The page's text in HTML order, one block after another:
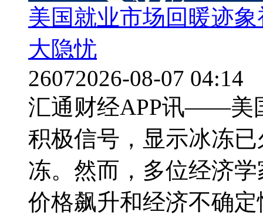
美国就业市场回暖迹
大隐忧
26072026-08-07 04:14
汇通财经APP讯——美
积极信号，显示冰冻
冻。然而，多位经济
价格飙升和经济不确